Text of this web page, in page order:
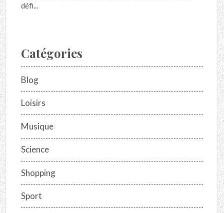
défi...
Catégories
Blog
Loisirs
Musique
Science
Shopping
Sport